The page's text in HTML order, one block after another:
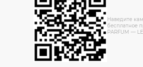
Наведите
бесплатное
PARFUM —